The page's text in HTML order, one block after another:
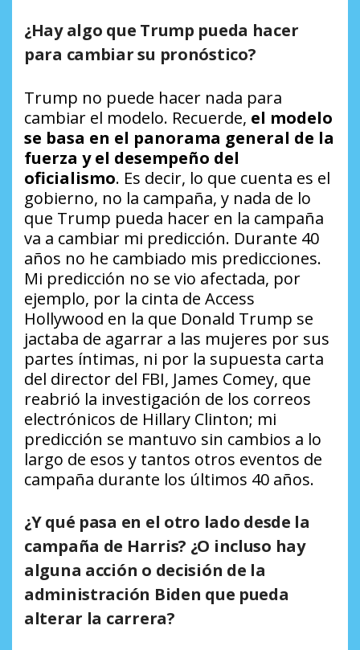
¿Hay algo que Trump pueda hacer
para cambiar su pronóstico?
Trump no puede hacer nada para
cambiar el modelo. Recuerde, el modelo
se basa en el panorama general de la
fuerza y el desempeño del
oficialismo. Es decir, lo que cuenta es el
gobierno, no la campaña, y nada de lo
que Trump pueda hacer en la campaña
va a cambiar mi predicción. Durante 40
años no he cambiado mis predicciones.
Mi predicción no se vio afectada, por
ejemplo, por la cinta de Access
Hollywood en la que Donald Trump se
jactaba de agarrar a las mujeres por sus
partes íntimas, ni por la supuesta carta
del director del FBI, James Comey, que
reabrió la investigación de los correos
electrónicos de Hillary Clinton; mi
predicción se mantuvo sin cambios a lo
largo de esos y tantos otros eventos de
campaña durante los últimos 40 años.
¿Y qué pasa en el otro lado desde la
campaña de Harris? ¿O incluso hay
alguna acción o decisión de la
administración Biden que pueda
alterar la carrera?